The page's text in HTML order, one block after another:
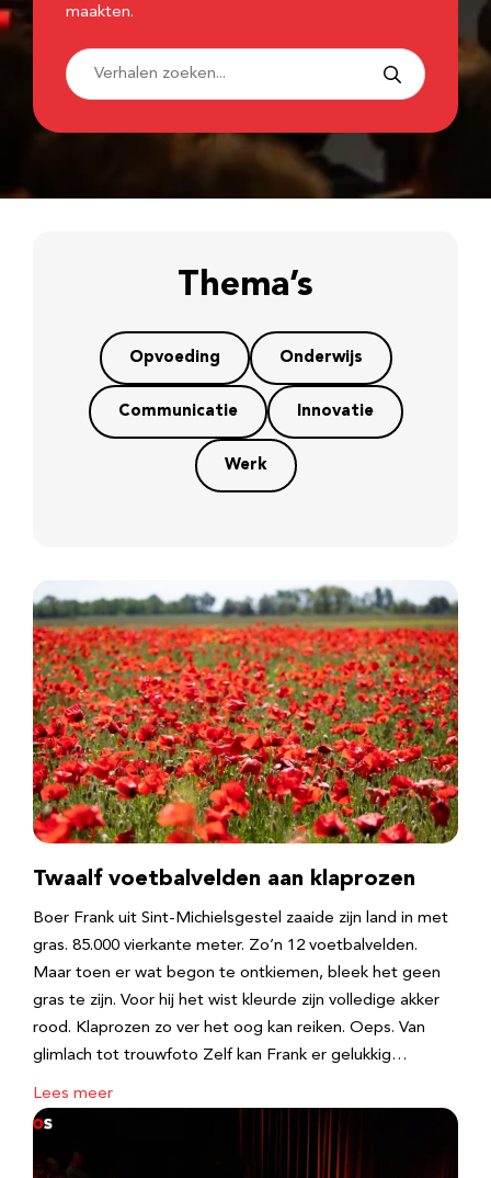
maakten.
Thema’s
Opvoeding Onderwijs
Communicatie Innovatie
Werk
Twaalf voetbalvelden aan klaprozen
Boer Frank uit Sint-Michielsgestel zaaide zijn land in met
gras. 85.000 vierkante meter. Zo’n 12 voetbalvelden.
Maar toen er wat begon te ontkiemen, bleek het geen
gras te zijn. Voor hij het wist kleurde zijn volledige akker
rood. Klaprozen zo ver het oog kan reiken. Oeps. Van
glimlach tot trouwfoto Zelf kan Frank er gelukkig…
Lees meer